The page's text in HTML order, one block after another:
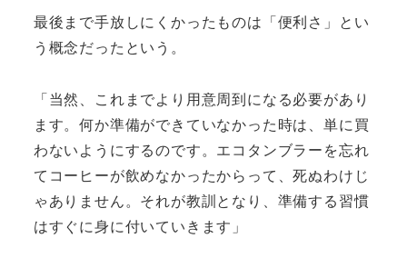
最後まで手放しにくかったものは「便利さ」とい
う概念だったという。
「当然、これまでより用意周到になる必要があり
ます。何か準備ができていなかった時は、単に買
わないようにするのです。エコタンブラーを忘れ
てコーヒーが飲めなかったからって、死ぬわけじ
ゃありません。それが教訓となり、準備する習慣
はすぐに身に付いていきます」